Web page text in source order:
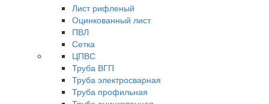
Лист рифленый
Оцинкованный лист
ПВЛ
Сетка
ЦПВС
Труба ВГП
Труба электросварная
Труба профильная